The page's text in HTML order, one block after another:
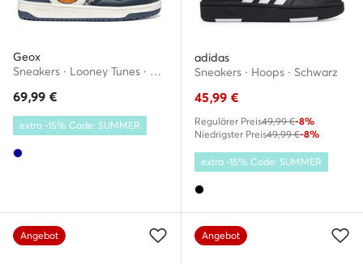
Geox
Sneakers · Looney Tunes · Dunkelblau
69,99 €
extra -15% Code: SUMMER
adidas
Sneakers · Hoops · Schwarz
45,99 €
Regulärer Preis49,99 €-8%
Niedrigster Preis49,99 €-8%
extra -15% Code: SUMMER
Angebot Angebot